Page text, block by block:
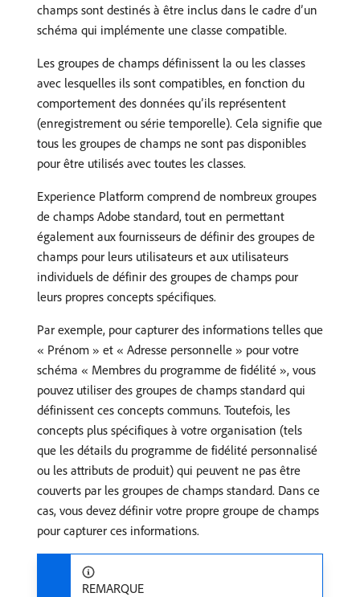
champs sont destinés à être inclus dans le cadre d’un
schéma qui implémente une classe compatible.
Les groupes de champs définissent la ou les classes
avec lesquelles ils sont compatibles, en fonction du
comportement des données qu’ils représentent
(enregistrement ou série temporelle). Cela signifie que
tous les groupes de champs ne sont pas disponibles
pour être utilisés avec toutes les classes.
Experience Platform comprend de nombreux groupes
de champs Adobe standard, tout en permettant
également aux fournisseurs de définir des groupes de
champs pour leurs utilisateurs et aux utilisateurs
individuels de définir des groupes de champs pour
leurs propres concepts spécifiques.
Par exemple, pour capturer des informations telles que
« Prénom » et « Adresse personnelle » pour votre
schéma « Membres du programme de fidélité », vous
pouvez utiliser des groupes de champs standard qui
définissent ces concepts communs. Toutefois, les
concepts plus spécifiques à votre organisation (tels
que les détails du programme de fidélité personnalisé
ou les attributs de produit) qui peuvent ne pas être
couverts par les groupes de champs standard. Dans ce
cas, vous devez définir votre propre groupe de champs
pour capturer ces informations.
REMARQUE